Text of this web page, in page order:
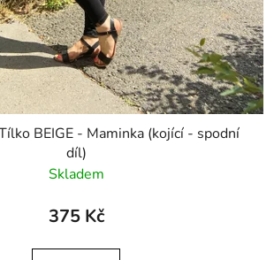
BEIGE - Maminka (kojící - spodní
díl)
Skladem
375 Kč